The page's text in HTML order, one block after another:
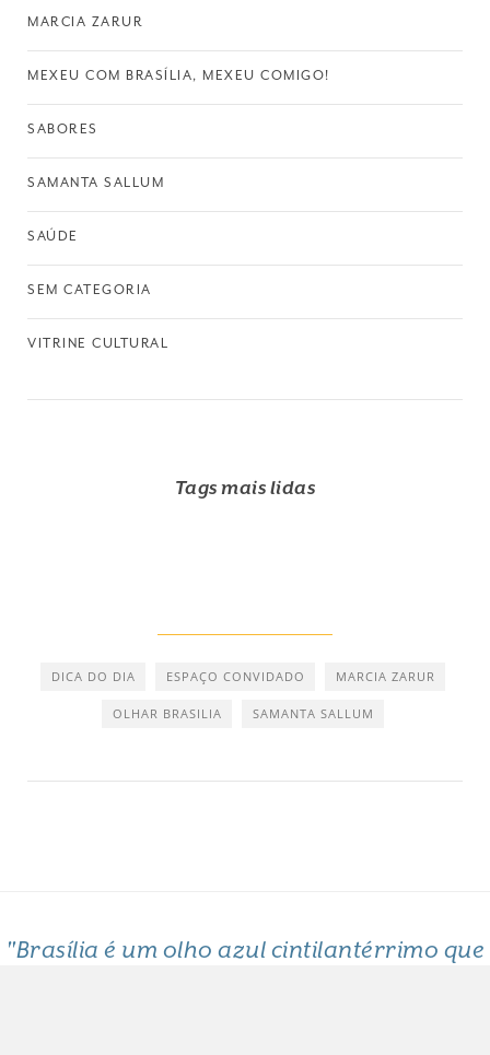
MARCIA ZARUR
MEXEU COM BRASÍLIA, MEXEU COMIGO!
SABORES
SAMANTA SALLUM
SAÚDE
SEM CATEGORIA
VITRINE CULTURAL
Tags mais lidas
DICA DO DIA ESPAÇO CONVIDADO MARCIA ZARUR
OLHAR BRASILIA SAMANTA SALLUM
"Brasília é um olho azul cintilantérrimo que